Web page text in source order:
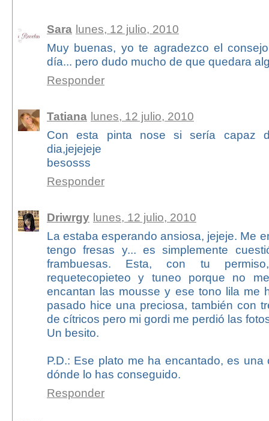
Sara lunes, 12 julio, 2010
Muy buenas, yo te agradezco el
día... pero dudo mucho de que quedara
Responder
Tatiana lunes, 12 julio, 2010
Con esta pinta nose si sería capaz
dia,jejejeje
besosss
Responder
Driwrgy lunes, 12 julio, 2010
La estaba esperando ansiosa, jejeje. Me
tengo fresas y... es simplemente
frambuesas. Esta, con tu
requetecopieteo y tuneo porque no
encantan las mousse y ese tono lila me
pasado hice una preciosa, también con
de cítricos pero mi gordi me perdió las
Un besito.
P.D.: Ese plato me ha encantado, es una
dónde lo has conseguido.
Responder